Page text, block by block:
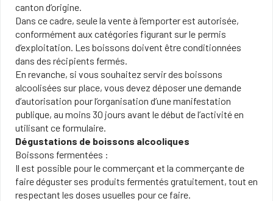
canton d’origine.
Dans ce cadre, seule la vente à l’emporter est autorisée,
conformément aux catégories figurant sur le permis
d’exploitation. Les boissons doivent être conditionnées
dans des récipients fermés.
En revanche, si vous souhaitez servir des boissons
alcoolisées sur place, vous devez déposer une demande
d’autorisation pour l’organisation d’une manifestation
publique, au moins 30 jours avant le début de l’activité en
utilisant ce formulaire.
Dégustations de boissons alcooliques
Boissons fermentées :
Il est possible pour le commerçant et la commerçante de
faire déguster ses produits fermentés gratuitement, tout en
respectant les doses usuelles pour ce faire.